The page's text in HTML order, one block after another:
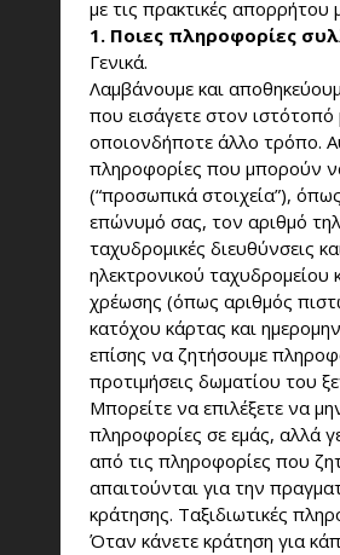
με τις πρακτικές απορρήτου
1. Ποιες πληροφορίες
Γενικά.
Λαμβάνουμε και
που εισάγετε στον ιστότοπό
οποιονδήποτε άλλο τρόπο.
πληροφορίες που μπορούν
(“προσωπικά στοιχεία”),
επώνυμό σας, τον αριθμό
ταχυδρομικές διευθύνσεις
ηλεκτρονικού ταχυδρομείου
χρέωσης (όπως αριθμός
κατόχου κάρτας και
επίσης να ζητήσουμε
προτιμήσεις δωματίου του
Μπορείτε να επιλέξετε να
πληροφορίες σε εμάς, αλλά
από τις πληροφορίες που
απαιτούνται για την
κράτησης. Ταξιδιωτικές
Όταν κάνετε κράτηση για